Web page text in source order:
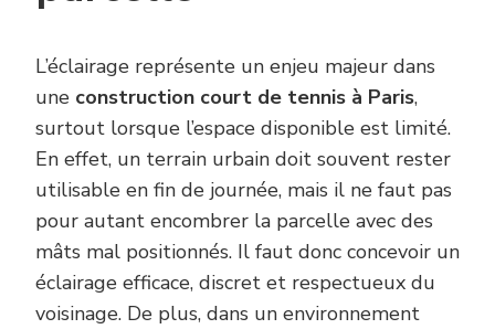
L’éclairage représente un enjeu majeur dans
une construction court de tennis à Paris,
surtout lorsque l’espace disponible est limité.
En effet, un terrain urbain doit souvent rester
utilisable en fin de journée, mais il ne faut pas
pour autant encombrer la parcelle avec des
mâts mal positionnés. Il faut donc concevoir un
éclairage efficace, discret et respectueux du
voisinage. De plus, dans un environnement